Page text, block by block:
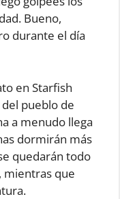
Bueno,
durante el día
en Starfish
pueblo de
a menudo llega
dormirán más
quedarán todo
mientras que